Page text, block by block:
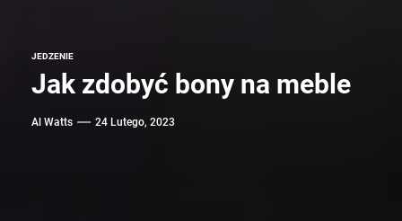
JEDZENIE
Jak zdobyć bony na meble
Al Watts 24 Lutego, 2023